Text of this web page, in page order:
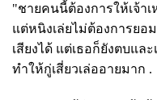
"ชายคนนี้ต้องการให้เจ้า
แต่หนิงเล่ยไม่ต้องการยอ
เสียงได้ แต่เธอก็ยังตบแล
ทำให้กู่เสี่ยวเล่ออายมาก .